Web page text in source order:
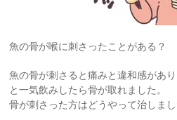
魚の骨が喉に刺さったことがある？
魚の骨が刺さると痛みと違和感があ
と一気飲みしたら骨が取れました。
骨が刺さった方はどうやって治しまし